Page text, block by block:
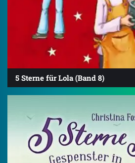
5 Sterne für Lola (Band 8)